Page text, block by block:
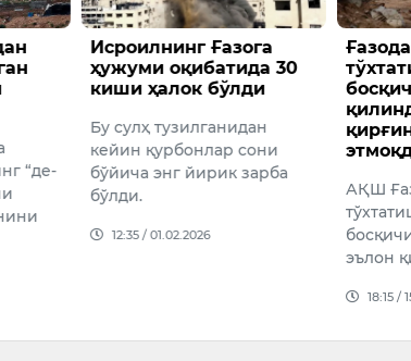
“де-
Исроилнинг Ғазога
ҳужуми оқибатида 30
киши ҳалок бўлди
Бу сулҳ тузилганидан
кейин қурбонлар сони
бўйича энг йирик зарба
бўлди.
12:35 / 01.02.2026
АҚШ
эълон
18:15 /